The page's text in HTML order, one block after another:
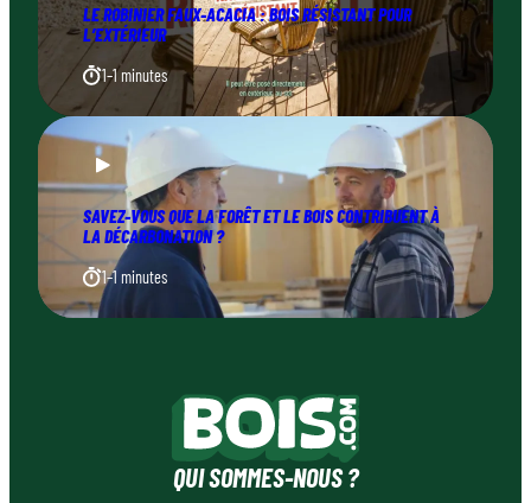
LE ROBINIER FAUX-ACACIA : BOIS RÉSISTANT POUR
L’EXTÉRIEUR
1–1 minutes
SAVEZ-VOUS QUE LA FORÊT ET LE BOIS CONTRIBUENT À
LA DÉCARBONATION ?
1–1 minutes
QUI SOMMES-NOUS ?